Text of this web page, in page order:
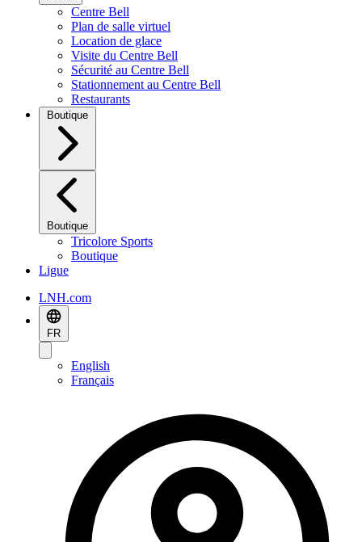
Centre Bell
Plan de salle virtuel
Location de glace
Visite du Centre Bell
Sécurité au Centre Bell
Stationnement au Centre Bell
Restaurants
Boutique
Boutique
Tricolore Sports
Boutique
Ligue
LNH.com
FR
English
Français